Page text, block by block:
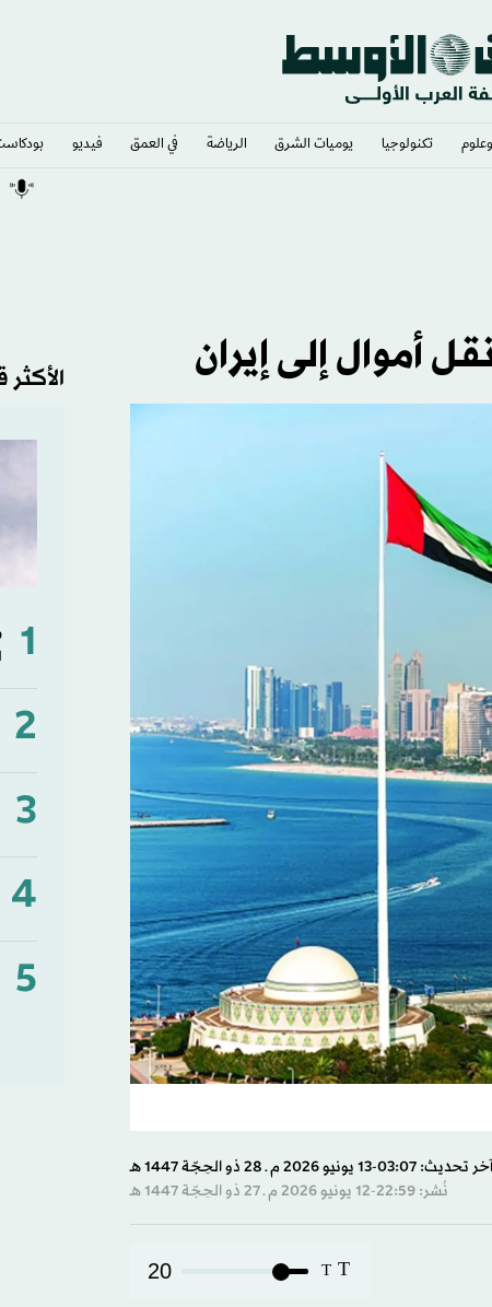
تكنولوجيا يوميات الشرق​ الرياضة في العمق فيديو
أموال إلى إيران
آخر تحديث: 03:07-13 يونيو 2026 م ـ 28 ذو الحِجّة 1447 هـ
نُشر: 22:59-12 يونيو 2026 م ـ 27 ذو الحِجّة 1447 هـ
T
T
20
الأكثر
1
2
3
4
5